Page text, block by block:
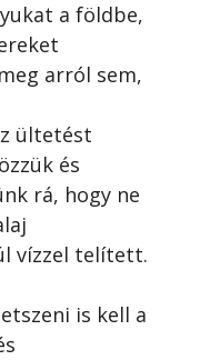
a földbe,
arról sem,
ültetést
és
rá, hogy ne
vízzel telített.
is kell a